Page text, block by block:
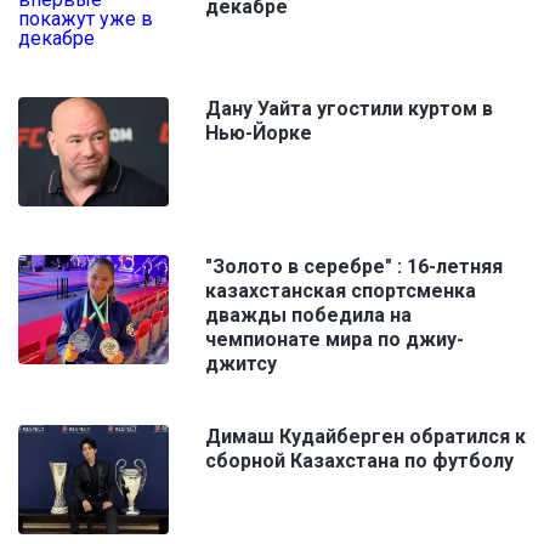
декабре
Дану Уайта угостили куртом в
Нью-Йорке
"Золото в серебре" : 16-летняя
казахстанская спортсменка
дважды победила на
чемпионате мира по джиу-
джитсу
Димаш Кудайберген обратился к
сборной Казахстана по футболу